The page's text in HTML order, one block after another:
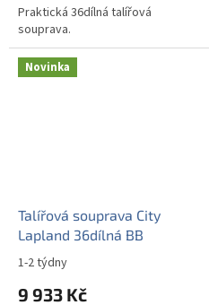
Praktická 36dílná talířová
souprava.
Novinka
Talířová souprava City
Lapland 36dílná BB
1-2 týdny
9 933 Kč